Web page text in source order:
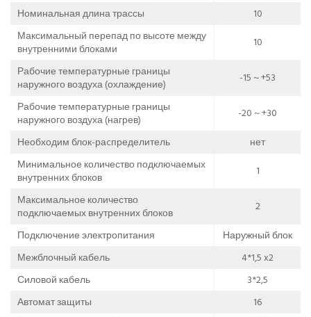
Номинальная длина трассы
10
Максимальный перепад по высоте между
внутренними блоками
10
Рабочие температурные границы
наружного воздуха (охлаждение)
-15 ~ +53
Рабочие температурные границы
наружного воздуха (нагрев)
-20 ~ +30
Необходим блок-раcпределитель
нет
Минимальное количество подключаемых
внутренних блоков
1
Максимальное количество
подключаемых внутренних блоков
2
Подключение электропитания
Наружный блок
Межблочный кабель
4*1,5 x2
Силовой кабель
3*2,5
Автомат защиты
16